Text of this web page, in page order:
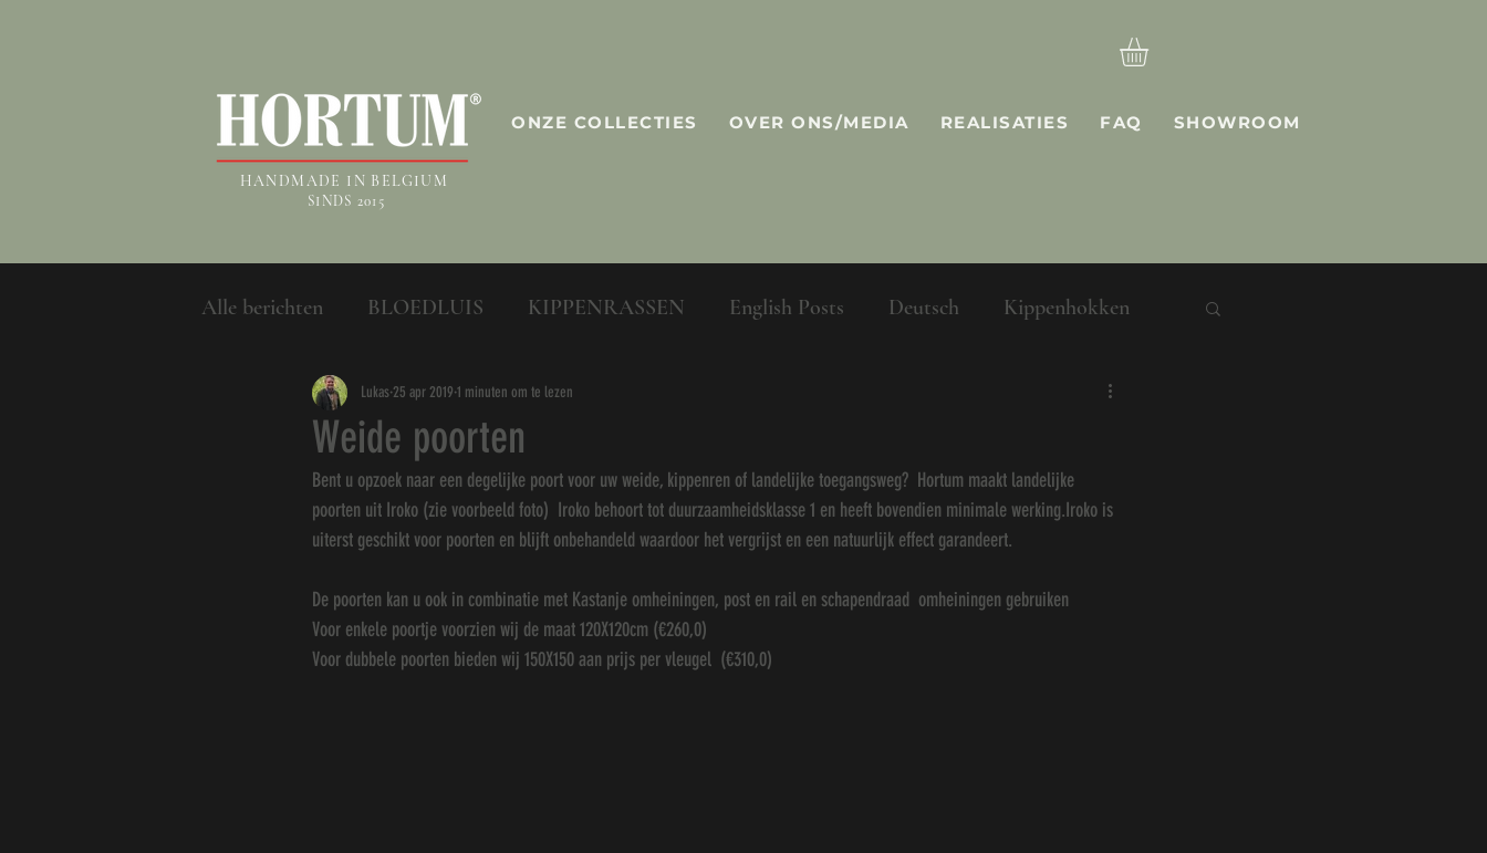
ONZE COLLECTIES OVER ONS/MEDIA REALISATIES FAQ SHOWROOM
HANDMADE IN BELGIUM
SINDS 2015
Alle berichten BLOEDLUIS KIPPENRASSEN English Posts Deutsch Kippenhokken
Weide poorten
Lukas25 apr 2019 1 minuten om te lezen
Bent u opzoek naar een degelijke poort voor uw weide, kippenren of landelijke toegangsweg?  Hortum maakt landelijke
poorten uit Iroko (zie voorbeeld foto)  Iroko behoort tot duurzaamheidsklasse 1 en heeft bovendien minimale werking.Iroko is
uiterst geschikt voor poorten en blijft onbehandeld waardoor het vergrijst en een natuurlijk effect garandeert.
De poorten kan u ook in combinatie met Kastanje omheiningen, post en rail en schapendraad  omheiningen gebruiken
Voor enkele poortje voorzien wij de maat 120X120cm (€260,0)
Voor dubbele poorten bieden wij 150X150 aan prijs per vleugel  (€310,0)